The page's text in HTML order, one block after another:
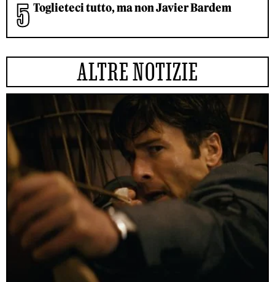
Toglieteci tutto, ma non Javier Bardem
ALTRE NOTIZIE